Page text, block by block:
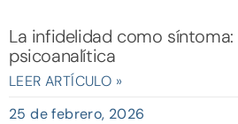
La infidelidad como
psicoanalítica
LEER ARTÍCULO »
25 de febrero, 2026